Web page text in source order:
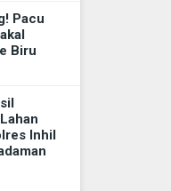
Pacu
Biru
Inhil